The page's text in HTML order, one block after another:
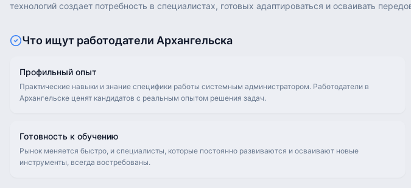
технологий создает потребность в специалистах, готовых адаптироваться и осваивать
Что ищут работодатели Архангельска
Профильный опыт
Практические навыки и знание специфики работы системным администратором. Работодатели в
Архангельске ценят кандидатов с реальным опытом решения задач.
Готовность к обучению
Рынок меняется быстро, и специалисты, которые постоянно развиваются и осваивают новые
инструменты, всегда востребованы.